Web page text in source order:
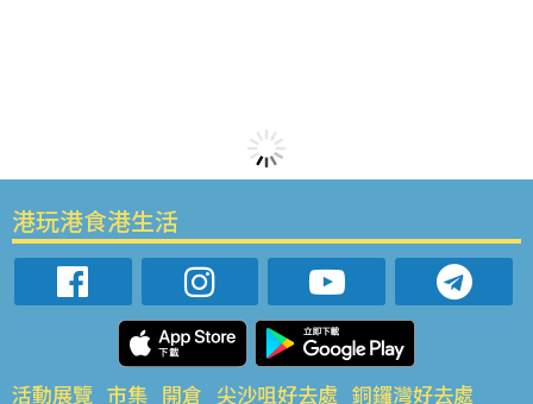
港玩港食港生活
活動展覽 市集 開倉 尖沙咀好去處 銅鑼灣好去處